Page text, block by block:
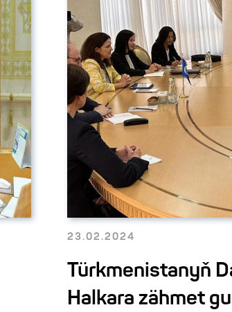
23.02.2024
Türkmenistanyň
Halkara zähmet